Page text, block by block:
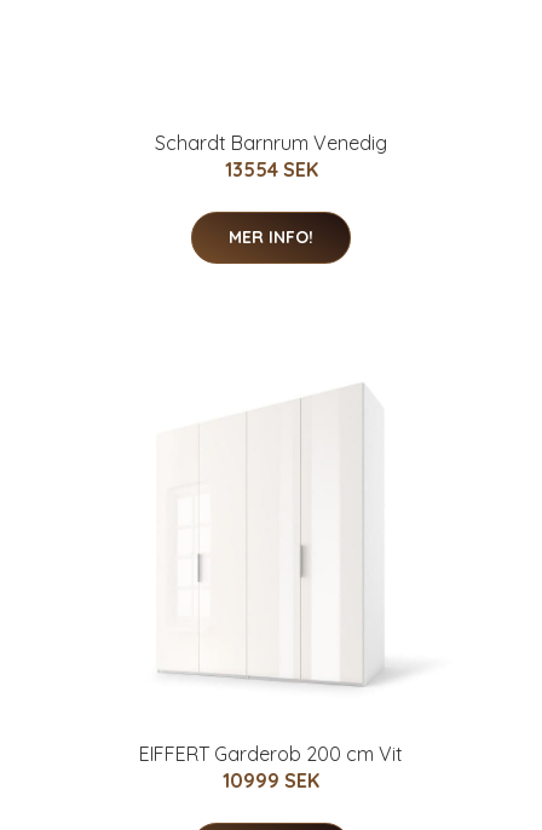
Schardt Barnrum Venedig
13554 SEK
MER INFO!
EIFFERT Garderob 200 cm Vit
10999 SEK